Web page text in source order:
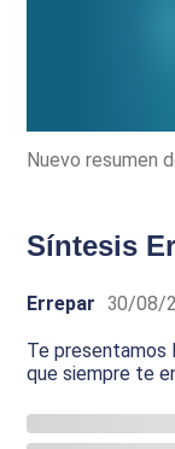
Nuevo resumen
Síntesis
Errepar 30/08/
Te presentamos
que siempre te